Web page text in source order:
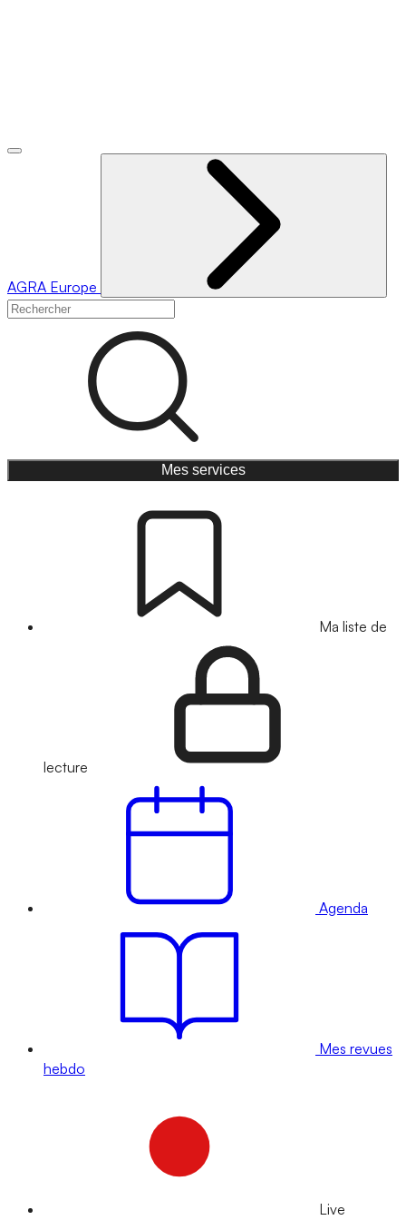
AGRA Europe
Mes services
Ma liste de
lecture
Agenda
Mes revues
hebdo
Live